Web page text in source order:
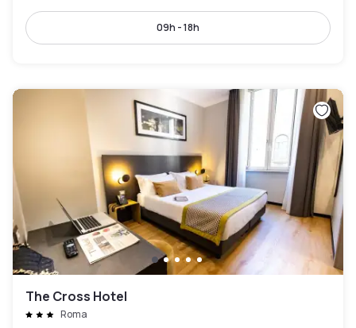
09h - 18h
The Cross Hotel
Roma